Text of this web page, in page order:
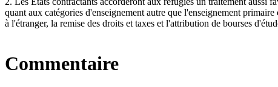
quant aux catégories d'enseignement autre que l'enseignement
à l'étranger, la remise des droits et taxes et l'attribution de bourses
Commentaire